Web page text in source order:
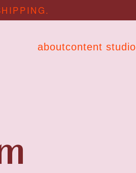
aboutcontent studio